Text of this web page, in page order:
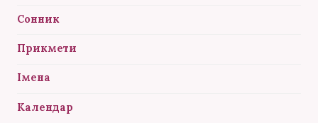
Сонник
Прикмети
Імена
Календар